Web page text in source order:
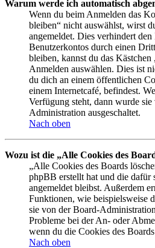
Warum werde ich automatisch
Wenn du beim Anmelden das
bleiben“ nicht auswählst, wirst
angemeldet. Dies verhindert
Benutzerkontos durch einen
bleiben, kannst du das
Anmelden auswählen. Dies ist
du dich an einem öffentlichen
einem Internetcafé, befindest.
Verfügung steht, dann wurde
Administration ausgeschaltet.
Nach oben
Wozu ist die „Alle Cookies des
„Alle Cookies des Boards
phpBB erstellt hat und die dafür
angemeldet bleibst. Außerdem
Funktionen, wie beispielsweise
sie von der Board-
Probleme bei der An- oder
wenn du die Cookies des
Nach oben